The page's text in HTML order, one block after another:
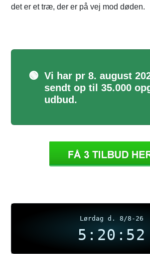
det er et træ, der er på vej mod døden.
🟢 Vi har pr 8. august
sendt op til 35.000
udbud.
Lørdag d. 8/8-26
5:20:52